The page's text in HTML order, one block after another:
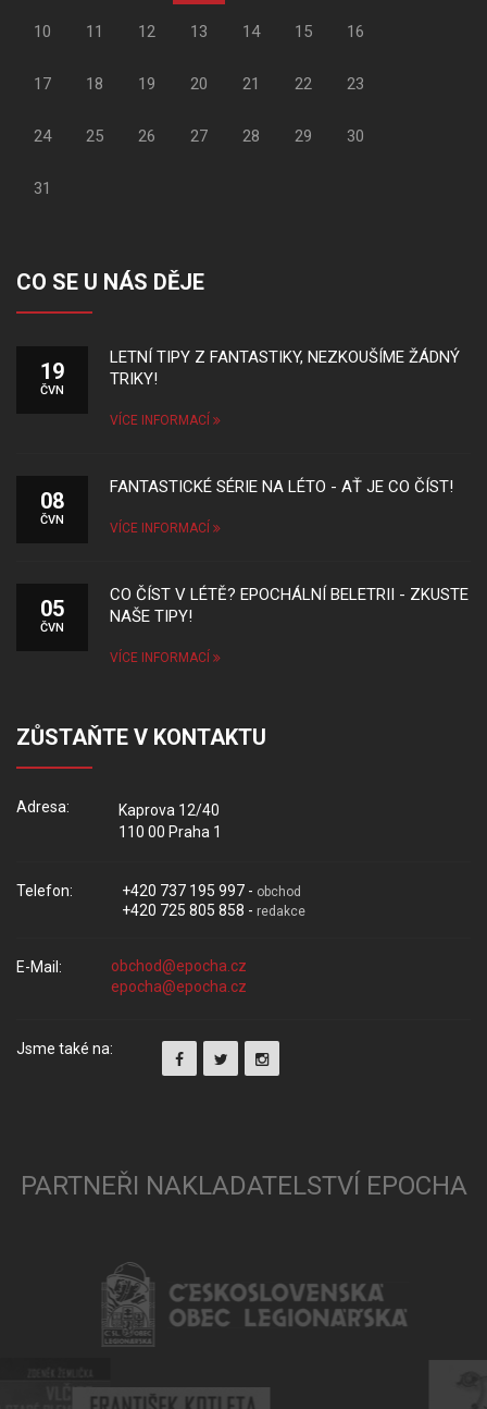
10 11 12 13 14 15 16
17 18 19 20 21 22 23
24 25 26 27 28 29 30
31
CO SE U NÁS DĚJE
19
ČVN
LETNÍ TIPY Z FANTASTIKY, NEZKOUŠÍME ŽÁDNÝ
TRIKY!
VÍCE INFORMACÍ
08
ČVN
FANTASTICKÉ SÉRIE NA LÉTO - AŤ JE CO ČÍST!
VÍCE INFORMACÍ
05
ČVN
CO ČÍST V LÉTĚ? EPOCHÁLNÍ BELETRII - ZKUSTE
NAŠE TIPY!
VÍCE INFORMACÍ
ZŮSTAŇTE V KONTAKTU
Adresa:
Kaprova 12/40
110 00 Praha 1
Telefon: +420 737 195 997 - obchod
+420 725 805 858 - redakce
E-Mail:
Jsme také na:
PARTNEŘI NAKLADATELSTVÍ EPOCHA